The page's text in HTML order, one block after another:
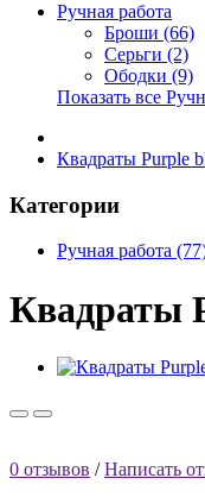
Ручная работа
Броши (66)
Серьги (2)
Ободки (9)
Показать все
Квадраты Purple
Категории
Ручная работа
Квадраты
0 отзывов /Написать